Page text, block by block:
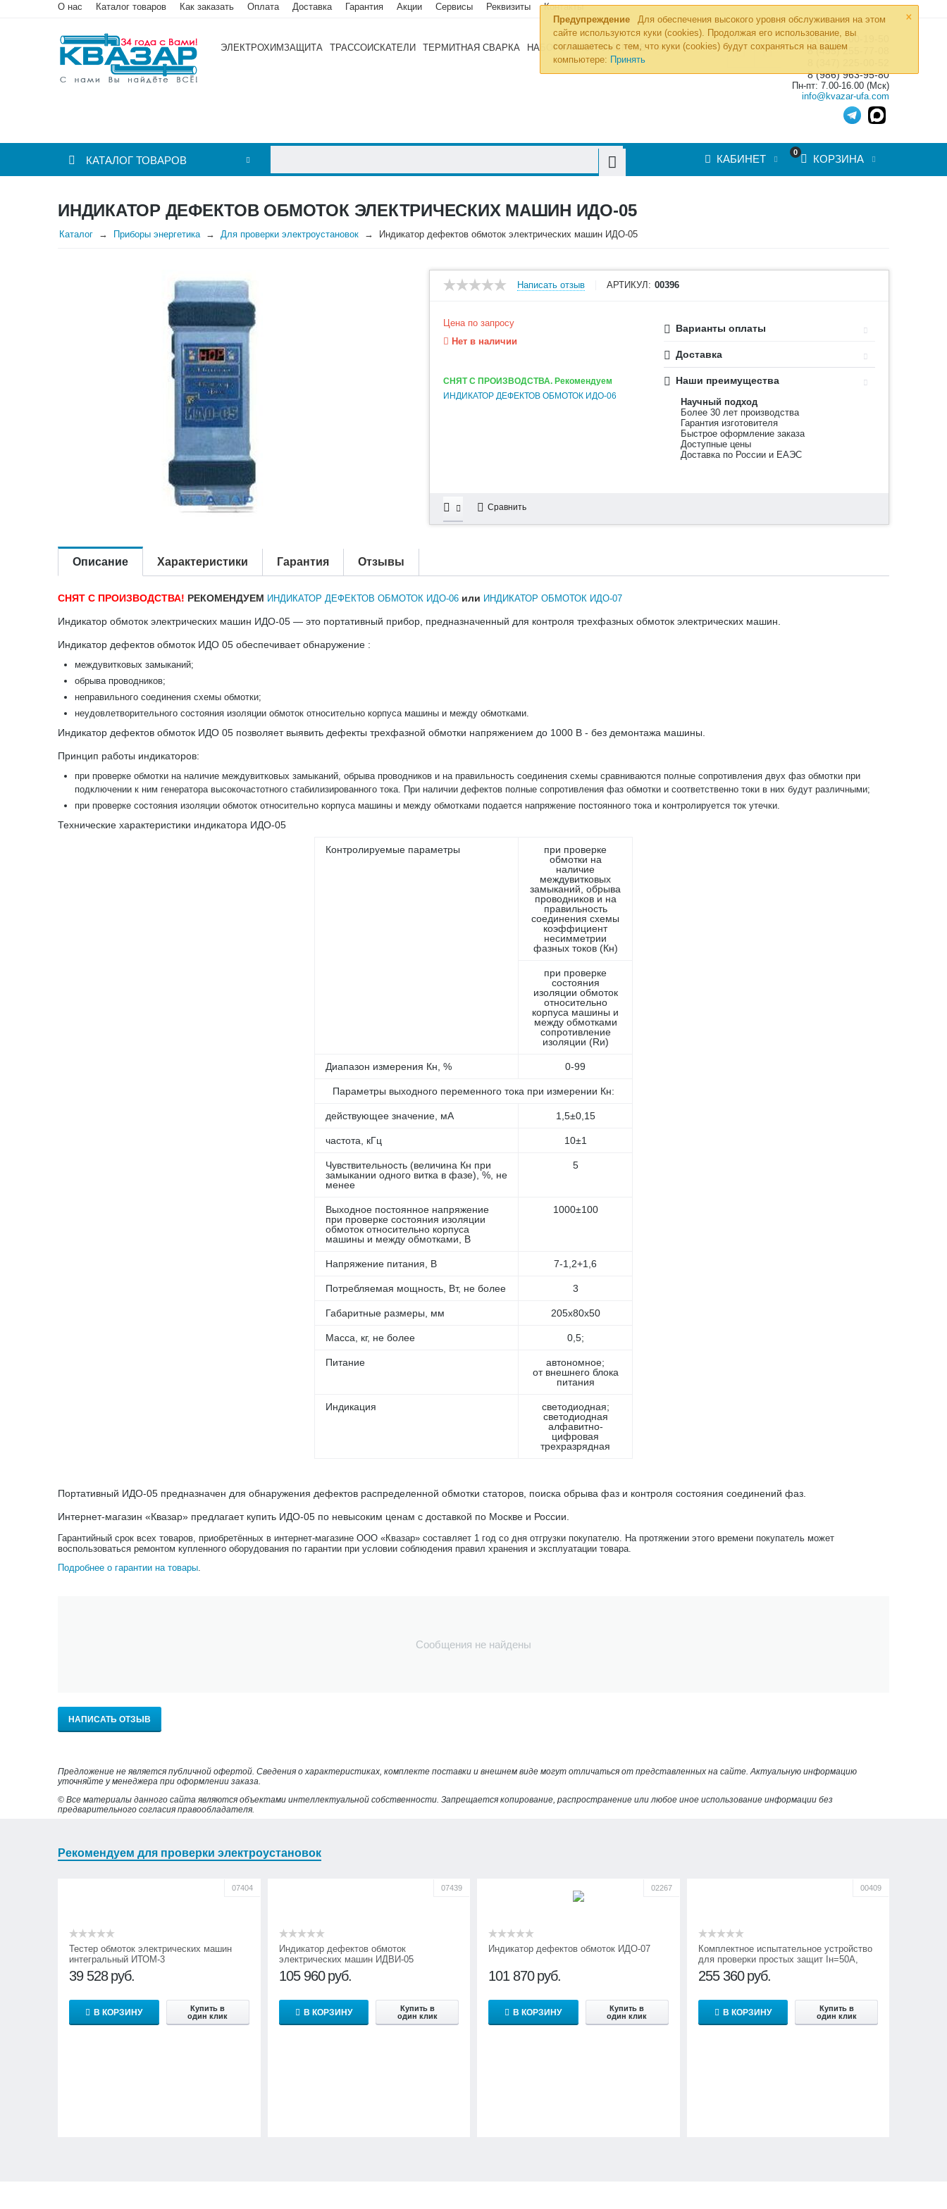
×
Предупреждение
Для обеспечения высокого уровня обслуживания на этом
сайте используются куки (cookies). Продолжая его использование, вы
соглашаетесь с тем, что куки (cookies) будут сохраняться на вашем
компьютере: Принять
О нас Каталог товаров Как заказать Оплата Доставка Гарантия Акции Сервисы Реквизиты Контакты
ЭЛЕКТРОХИМЗАЩИТА ТРАССОИСКАТЕЛИ ТЕРМИТНАЯ СВАРКА НАБОРЫ ИНСТРУМЕНТОВ »
8 (800) 700-19-50
8 (495) 255-77-08
8 (986) 963-95-80
Пн-пт: 7.00-16.00 (Мск)
info@kvazar-ufa.com
КАТАЛОГ ТОВАРОВ
0
КОРЗИНА
КАБИНЕТ
ИНДИКАТОР ДЕФЕКТОВ ОБМОТОК ЭЛЕКТРИЧЕСКИХ МАШИН ИДО-05
Каталог Приборы энергетика Для проверки электроустановок Индикатор дефектов обмоток электрических машин ИДО-05
Написать отзыв АРТИКУЛ: 00396
Цена по запросу
Нет в наличии
СНЯТ С ПРОИЗВОДСТВА. Рекомендуем
ИНДИКАТОР ДЕФЕКТОВ ОБМОТОК ИДО-06
Варианты оплаты
Доставка
Наши преимущества
Научный подход
Более 30 лет производства
Гарантия изготовителя
Быстрое оформление заказа
Доступные цены
Доставка по России и ЕАЭС
Сравнить
Описание Характеристики Гарантия Отзывы
СНЯТ С ПРОИЗВОДСТВА! РЕКОМЕНДУЕМ ИНДИКАТОР ДЕФЕКТОВ ОБМОТОК ИДО-06 или ИНДИКАТОР ОБМОТОК ИДО-07
Индикатор обмоток электрических машин ИДО-05 — это портативный прибор, предназначенный для контроля трехфазных обмоток электрических машин.
Индикатор дефектов обмоток ИДО 05 обеспечивает обнаружение :
междувитковых замыканий;
обрыва проводников;
неправильного соединения схемы обмотки;
неудовлетворительного состояния изоляции обмоток относительно корпуса машины и между обмотками.
Индикатор дефектов обмоток ИДО 05 позволяет выявить дефекты трехфазной обмотки напряжением до 1000 В - без демонтажа машины.
Принцип работы индикаторов:
при проверке обмотки на наличие междувитковых замыканий, обрыва проводников и на правильность соединения схемы сравниваются полные сопротивления двух фаз обмотки при
подключении к ним генератора высокочастотного стабилизированного тока. При наличии дефектов полные сопротивления фаз обмотки и соответственно токи в них будут различными;
при проверке состояния изоляции обмоток относительно корпуса машины и между обмотками подается напряжение постоянного тока и контролируется ток утечки.
Технические характеристики индикатора ИДО-05
Контролируемые параметры
при проверке
обмотки на
наличие
междувитковых
замыканий, обрыва
проводников и на
правильность
соединения схемы
коэффициент
несимметрии
фазных токов (Кн)
при проверке
состояния
изоляции обмоток
относительно
корпуса машины и
между обмотками
сопротивление
изоляции (Rи)
Диапазон измерения Кн, % 0-99
Параметры выходного переменного тока при измерении Кн:
действующее значение, мА 1,5±0,15
частота, кГц 10±1
Чувствительность (величина Кн при
замыкании одного витка в фазе), %, не
менее
5
Выходное постоянное напряжение
при проверке состояния изоляции
обмоток относительно корпуса
машины и между обмотками, В
1000±100
Напряжение питания, В 7-1,2+1,6
Потребляемая мощность, Вт, не более 3
Габаритные размеры, мм 205х80х50
Масса, кг, не более 0,5;
Питание
автономное;
от внешнего блока
питания
Индикация
светодиодная;
светодиодная
алфавитно-
цифровая
трехразрядная
Портативный ИДО-05 предназначен для обнаружения дефектов распределенной обмотки статоров, поиска обрыва фаз и контроля состояния соединений фаз.
Интернет-магазин «Квазар» предлагает купить ИДО-05 по невысоким ценам с доставкой по Москве и России.
Гарантийный срок всех товаров, приобретённых в интернет-магазине ООО «Квазар» составляет 1 год со дня отгрузки покупателю. На протяжении этого времени покупатель может
воспользоваться ремонтом купленного оборудования по гарантии при условии соблюдения правил хранения и эксплуатации товара.
Подробнее о гарантии на товары.
Сообщения не найдены
НАПИСАТЬ ОТЗЫВ
Предложение не является публичной офертой. Сведения о характеристиках, комплекте поставки и внешнем виде могут отличаться от представленных на сайте. Актуальную информацию
уточняйте у менеджера при оформлении заказа.
© Все материалы данного сайта являются объектами интеллектуальной собственности. Запрещается копирование, распространение или любое иное использование информации без
предварительного согласия правообладателя.
Рекомендуем для проверки электроустановок
07404
Тестер обмоток электрических машин
интегральный ИТОМ-3
39 528 руб.
В КОРЗИНУ
Купить в
один клик
07439
Индикатор дефектов обмоток
электрических машин ИДВИ-05
105 960 руб.
В КОРЗИНУ
Купить в
один клик
02267
Индикатор дефектов обмоток ИДО-07
101 870 руб.
В КОРЗИНУ
Купить в
один клик
00409
Комплектное испытательное устройство
для проверки простых защит Iн=50А,
Р=0,5кВт Нептун
255 360 руб.
В КОРЗИНУ
Купить в
один клик